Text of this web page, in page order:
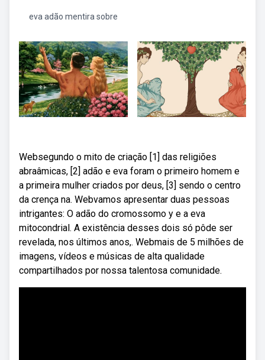
eva adão mentira sobre
Websegundo o mito de criação [1] das religiões
abraâmicas, [2] adão e eva foram o primeiro homem e
a primeira mulher criados por deus, [3] sendo o centro
da crença na. Webvamos apresentar duas pessoas
intrigantes: O adão do cromossomo y e a eva
mitocondrial. A existência desses dois só pôde ser
revelada, nos últimos anos,. Webmais de 5 milhões de
imagens, vídeos e músicas de alta qualidade
compartilhados por nossa talentosa comunidade.